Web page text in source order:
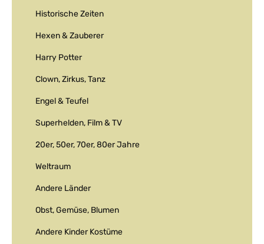
Historische Zeiten
Hexen & Zauberer
Harry Potter
Clown, Zirkus, Tanz
Engel & Teufel
Superhelden, Film & TV
20er, 50er, 70er, 80er Jahre
Weltraum
Andere Länder
Obst, Gemüse, Blumen
Andere Kinder Kostüme